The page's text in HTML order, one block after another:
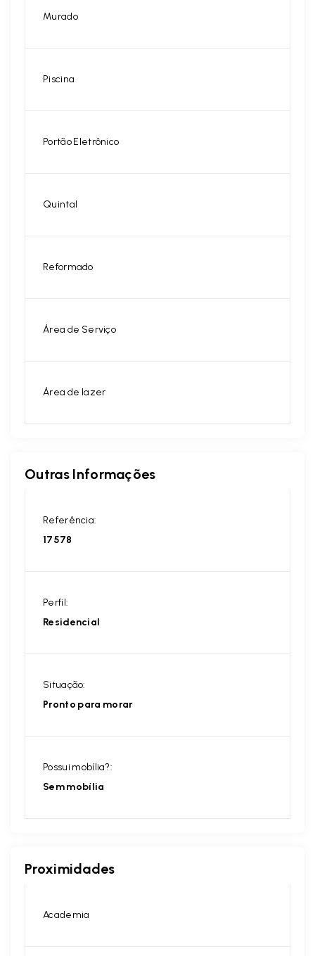
Murado
Piscina
Portão Eletrônico
Quintal
Reformado
Área de Serviço
Área de lazer
Outras Informações
Referência:
17578
Perfil:
Residencial
Situação:
Pronto para morar
Possui mobília?:
Sem mobília
Proximidades
Academia